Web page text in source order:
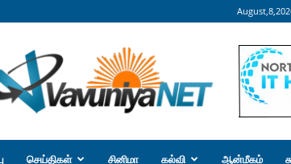
வவுனியா
நெற்
செய்திகள் சினிமா கல்வி ஆன்மீகம்